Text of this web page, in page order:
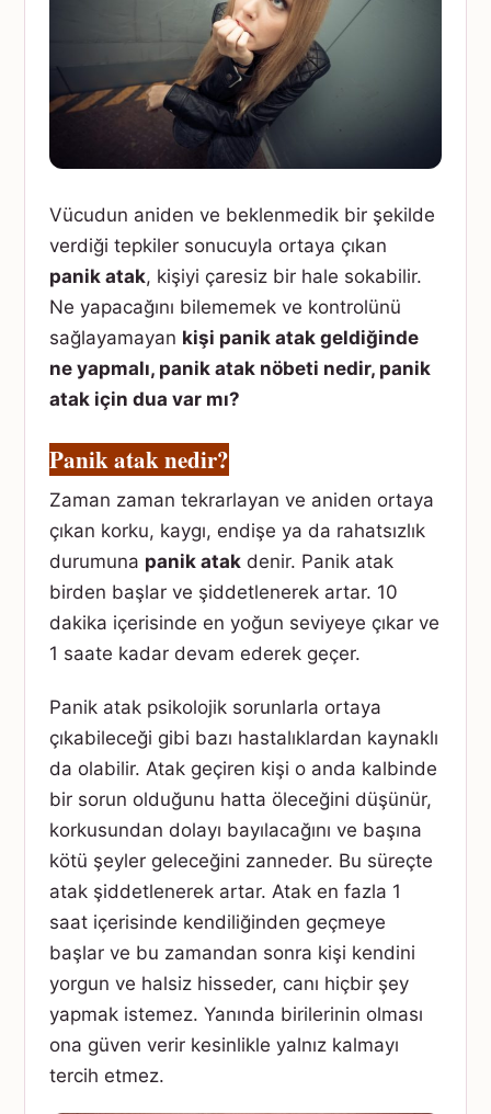
Vücudun aniden ve beklenmedik bir şekilde
verdiği tepkiler sonucuyla ortaya çıkan
panik atak, kişiyi çaresiz bir hale sokabilir.
Ne yapacağını bilememek ve kontrolünü
sağlayamayan kişi panik atak geldiğinde
ne yapmalı, panik atak nöbeti nedir, panik
atak için dua var mı?
Panik atak nedir?
Zaman zaman tekrarlayan ve aniden ortaya
çıkan korku, kaygı, endişe ya da rahatsızlık
durumuna panik atak denir. Panik atak
birden başlar ve şiddetlenerek artar. 10
dakika içerisinde en yoğun seviyeye çıkar ve
1 saate kadar devam ederek geçer.
Panik atak psikolojik sorunlarla ortaya
çıkabileceği gibi bazı hastalıklardan kaynaklı
da olabilir. Atak geçiren kişi o anda kalbinde
bir sorun olduğunu hatta öleceğini düşünür,
korkusundan dolayı bayılacağını ve başına
kötü şeyler geleceğini zanneder. Bu süreçte
atak şiddetlenerek artar. Atak en fazla 1
saat içerisinde kendiliğinden geçmeye
başlar ve bu zamandan sonra kişi kendini
yorgun ve halsiz hisseder, canı hiçbir şey
yapmak istemez. Yanında birilerinin olması
ona güven verir kesinlikle yalnız kalmayı
tercih etmez.